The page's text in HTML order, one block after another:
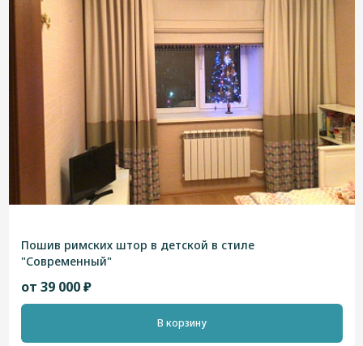
Пошив римских штор в детской в стиле
"Современный"
от 39 000 ₽
В корзину